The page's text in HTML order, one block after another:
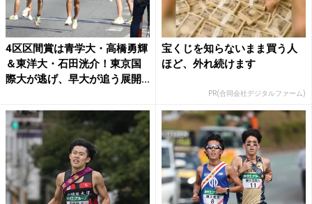
4区区間賞は青学大・高橋勇輝
＆東洋大・石田洸介！東京国
際大が逃げ、早大が追う展開...
宝くじを知らないまま買う人
ほど、外れ続けます
PR(合同会社デジタルファーム)